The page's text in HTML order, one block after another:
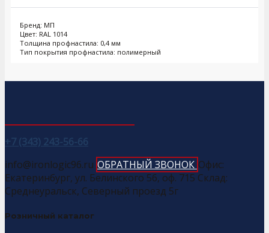
Бренд: МП
Цвет: RAL 1014
Толщина профнастила: 0,4 мм
Тип покрытия профнастила: полимерный
+7 (343) 243-56-66
info@ironlogic96.ru ОБРАТНЫЙ ЗВОНОК Офис:
Екатеринбург, ул. Белинского 56, оф. 715 Склад:
Среднеуральск, Северный проезд 5г
Розничный каталог